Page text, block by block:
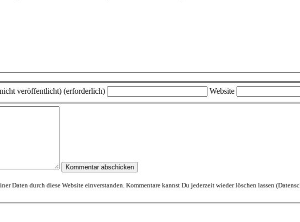
veröffentlicht) (erforderlich) Website
Mit dem Absenden erklärst Du Dich mit der Speicherung und Verarbeitung Deiner Daten durch diese Website einverstanden. Kommentare